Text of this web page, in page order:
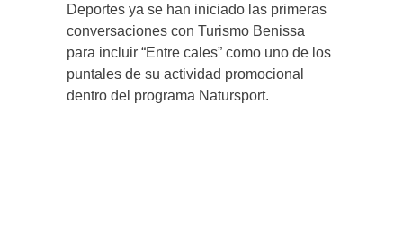
Deportes ya se han iniciado las primeras
conversaciones con Turismo Benissa
para incluir “Entre cales” como uno de los
puntales de su actividad promocional
dentro del programa Natursport.